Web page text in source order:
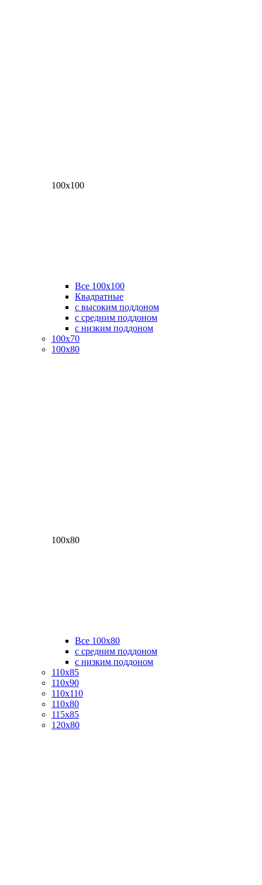
100х100
Все 100х100
Квадратные
с высоким поддоном
с средним поддоном
с низким поддоном
100х70
100х80
100х80
Все 100х80
с средним поддоном
с низким поддоном
110х85
110х90
110х110
110х80
115х85
120х80